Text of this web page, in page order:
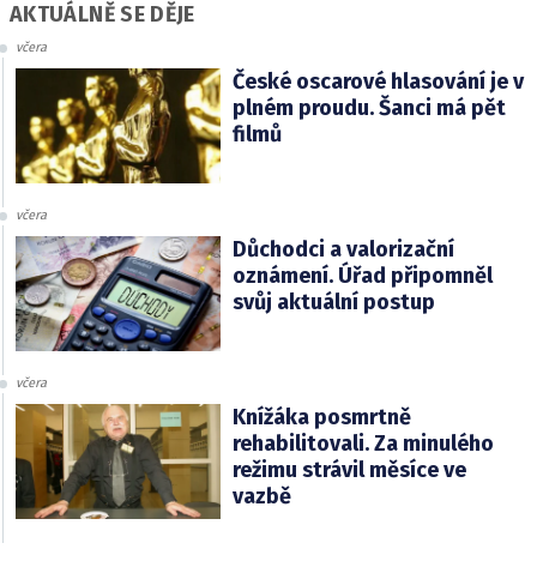
AKTUÁLNĚ SE DĚJE
včera
České oscarové hlasování je v
plném proudu. Šanci má pět
filmů
včera
Důchodci a valorizační
oznámení. Úřad připomněl
svůj aktuální postup
včera
Knížáka posmrtně
rehabilitovali. Za minulého
režimu strávil měsíce ve
vazbě